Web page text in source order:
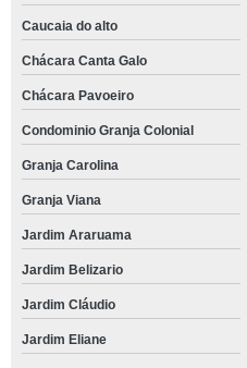
Caucaia do alto
Chácara Canta Galo
Chácara Pavoeiro
Condominio Granja Colonial
Granja Carolina
Granja Viana
Jardim Araruama
Jardim Belizario
Jardim Cláudio
Jardim Eliane